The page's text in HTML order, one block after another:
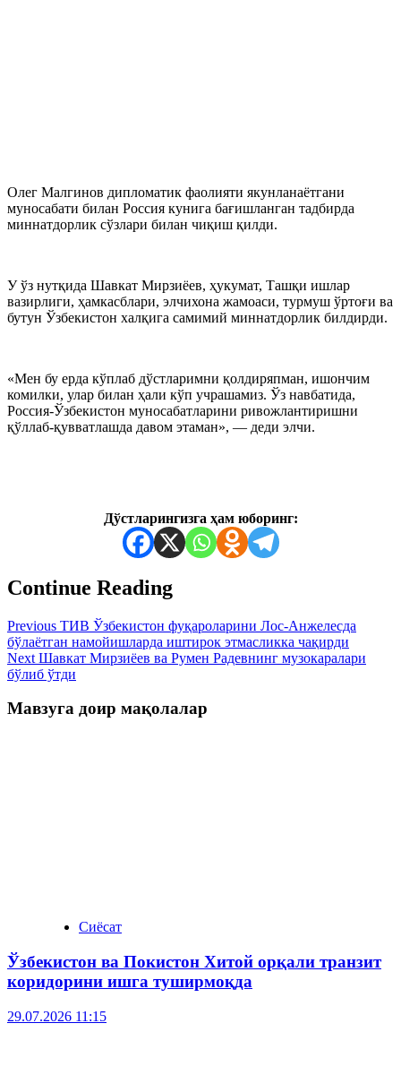
Олег Малгинов дипломатик фаолияти якунланаётгани
муносабати билан Россия кунига бағишланган тадбирда
миннатдорлик сўзлари билан чиқиш қилди.
У ўз нутқида Шавкат Мирзиёев, ҳукумат, Ташқи ишлар
вазирлиги, ҳамкасблари, элчихона жамоаси, турмуш ўртоғи ва
бутун Ўзбекистон халқига самимий миннатдорлик билдирди.
«Мен бу ерда кўплаб дўстларимни қолдиряпман, ишончим
комилки, улар билан ҳали кўп учрашамиз. Ўз навбатида,
Россия-Ўзбекистон муносабатларини ривожлантиришни
қўллаб-қувватлашда давом этаман», — деди элчи.
Дўстларингизга ҳам юборинг:
Continue Reading
Previous ТИВ Ўзбекистон фуқароларини Лос-Анжелесда
бўлаётган намойишларда иштирок этмасликка чақирди
Next Шавкат Мирзиёев ва Румен Радевнинг музокаралари
бўлиб ўтди
Мавзуга доир мақолалар
Сиёсат
Ўзбекистон ва Покистон Хитой орқали транзит
коридорини ишга туширмоқда
29.07.2026 11:15